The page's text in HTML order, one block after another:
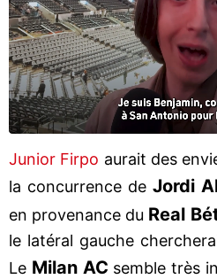
Junior Firpo aurait des
la concurrence de Jordi
en provenance du Real
le latéral gauche
Le Milan AC semble très